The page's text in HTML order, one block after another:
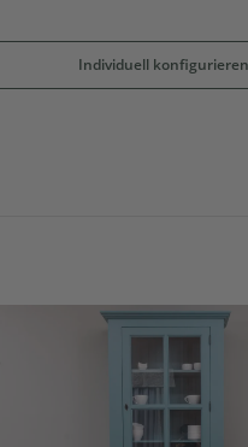
Individuell konfigurieren